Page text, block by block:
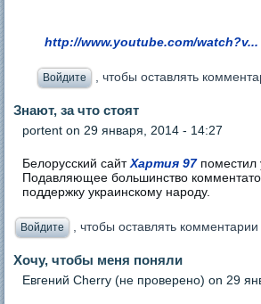
http://www.youtube.com/watch?v...
Войдите , чтобы оставлять
Знают, за что стоят
portent on 29 января, 2014 - 14:27
Белорусский сайтХартия 97поместил
Подавляющее большинство
поддержку украинскому народу.
Войдите , чтобы оставлять комментарии
Хочу, чтобы меня поняли
Евгений Cherry (не проверено) on 29